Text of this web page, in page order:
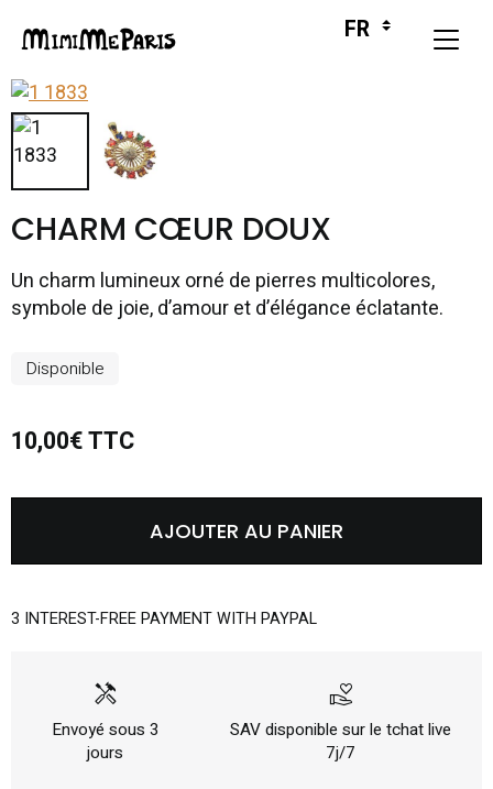
CHARM CŒUR DOUX
Un charm lumineux orné de pierres multicolores,
symbole de joie, d’amour et d’élégance éclatante.
Disponible
10,00€ TTC
AJOUTER AU PANIER
3 INTEREST-FREE PAYMENT WITH PAYPAL
handyman
Envoyé sous 3
jours
volunteer_activism
SAV disponible sur le tchat live
7j/7